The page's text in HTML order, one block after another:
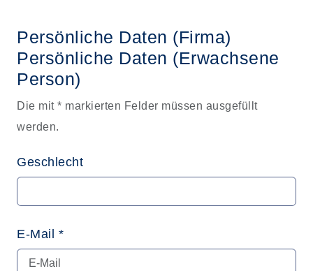
Persönliche Daten (Firma)
Persönliche Daten (Erwachsene
Person)
Die mit * markierten Felder müssen ausgefüllt
werden.
Geschlecht
E-Mail *